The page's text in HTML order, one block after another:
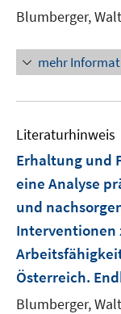
Blumberger,
mehr
Literaturhinweis
Erhaltung und
eine Analyse
und
Interventionen
Österreich.
Blumberger,